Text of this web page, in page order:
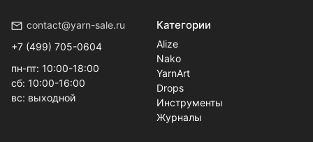
contact@yarn-sale.ru
+7 (499) 705-0604
пн-пт: 10:00-18:00
сб: 10:00-16:00
вс: выходной
Категории
Alize
Nako
YarnArt
Drops
Инструменты
Журналы